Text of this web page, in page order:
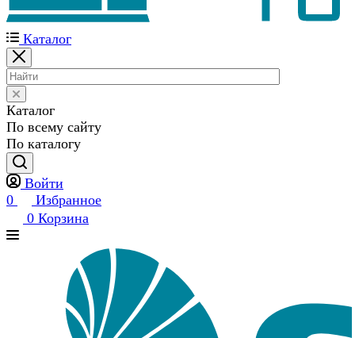
Каталог
Каталог
По всему сайту
По каталогу
Войти
0
Избранное
0 Корзина